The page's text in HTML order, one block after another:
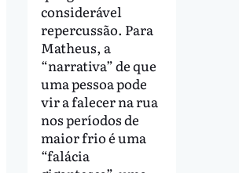
considerável
repercussão. Para
Matheus, a
“narrativa” de que
uma pessoa pode
vir a falecer na rua
nos períodos de
maior frio é uma
“falácia